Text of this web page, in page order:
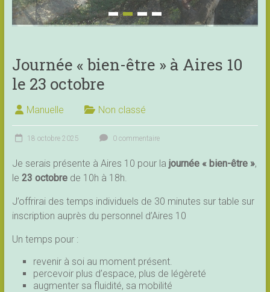
Journée « bien-être » à Aires 10
le 23 octobre
Manuelle Non classé
18 octobre 2025 0 commentaire
Je serais présente à Aires 10 pour la journée « bien-être »,
le 23 octobrede 10h à 18h.
J’offrirai des temps individuels de 30 minutes sur table sur
inscription auprès du personnel d’Aires 10
Un temps pour :
revenir à soi au moment présent.
percevoir plus d’espace, plus de légèreté
augmenter sa fluidité, sa mobilité